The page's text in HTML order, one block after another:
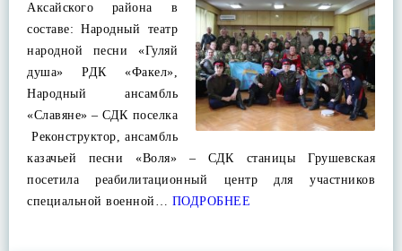
Аксайского района в
составе: Народный театр
народной песни «Гуляй
душа» РДК «Факел»,
Народный ансамбль
«Славяне» – СДК поселка
Реконструктор, ансамбль
казачьей песни «Воля» – СДК станицы Грушевская
посетила реабилитационный центр для участников
специальной военной… ПОДРОБНЕЕ